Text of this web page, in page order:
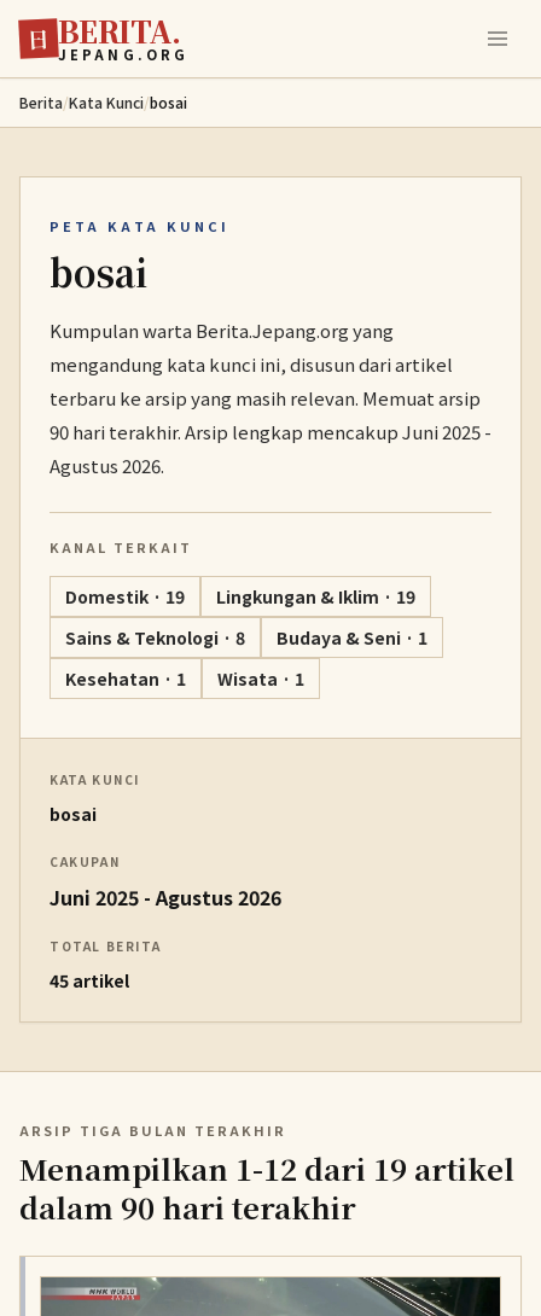
Lewati ke konten utama
日 BERITA.
JEPANG.ORG
Berita/Kata Kunci/bosai
PETA KATA KUNCI
bosai
Kumpulan warta Berita.Jepang.org yang
mengandung kata kunci ini, disusun dari artikel
terbaru ke arsip yang masih relevan. Memuat arsip
90 hari terakhir. Arsip lengkap mencakup Juni 2025 -
Agustus 2026.
KANAL TERKAIT
Domestik · 19
Lingkungan & Iklim · 19
Sains & Teknologi · 8
Budaya & Seni · 1
Kesehatan · 1
Wisata · 1
KATA KUNCI
bosai
CAKUPAN
Juni 2025 - Agustus 2026
TOTAL BERITA
45 artikel
ARSIP TIGA BULAN TERAKHIR
Menampilkan 1-12 dari 19 artikel
dalam 90 hari terakhir